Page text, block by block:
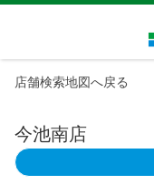
店舗検索地図へ戻る
今池南店